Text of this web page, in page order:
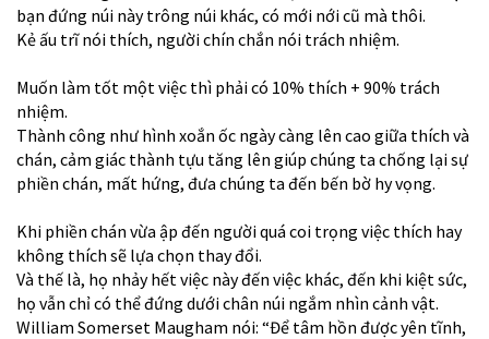
bạn đứng núi này trông núi khác, có mới nới cũ mà thôi.
Kẻ ấu trĩ nói thích, người chín chắn nói trách nhiệm.
Muốn làm tốt một việc thì phải có 10% thích + 90% trách
nhiệm.
Thành công như hình xoắn ốc ngày càng lên cao giữa thích và
chán, cảm giác thành tựu tăng lên giúp chúng ta chống lại sự
phiền chán, mất hứng, đưa chúng ta đến bến bờ hy vọng.
Khi phiền chán vừa ập đến người quá coi trọng việc thích hay
không thích sẽ lựa chọn thay đổi.
Và thế là, họ nhảy hết việc này đến việc khác, đến khi kiệt sức,
họ vẫn chỉ có thể đứng dưới chân núi ngắm nhìn cảnh vật.
William Somerset Maugham nói: “Để tâm hồn được yên tĩnh,